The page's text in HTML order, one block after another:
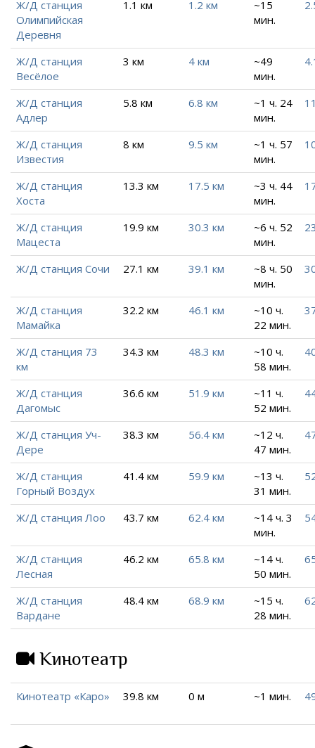
Ж/Д станция
Олимпийская
Деревня
1.1 км 1.2 км
~15
мин.
Ж/Д станция
Весёлое
3 км 4 км
~49
мин.
Ж/Д станция
Адлер
5.8 км 6.8 км
~1 ч. 24
мин.
Ж/Д станция
Известия
8 км 9.5 км
~1 ч. 57
мин.
Ж/Д станция
Хоста
13.3 км 17.5 км
~3 ч. 44
мин.
Ж/Д станция
Мацеста
19.9 км 30.3 км
~6 ч. 52
мин.
Ж/Д станция Сочи 27.1 км 39.1 км
~8 ч. 50
мин.
Ж/Д станция
Мамайка
32.2 км 46.1 км
~10 ч.
22 мин.
Ж/Д станция 73
км
34.3 км 48.3 км
~10 ч.
58 мин.
Ж/Д станция
Дагомыс
36.6 км 51.9 км
~11 ч.
52 мин.
Ж/Д станция Уч-
Дере
38.3 км 56.4 км
~12 ч.
47 мин.
Ж/Д станция
Горный Воздух
41.4 км 59.9 км
~13 ч.
31 мин.
Ж/Д станция Лоо 43.7 км 62.4 км
~14 ч. 3
мин.
Ж/Д станция
Лесная
46.2 км 65.8 км
~14 ч.
50 мин.
Ж/Д станция
Вардане
48.4 км 68.9 км
~15 ч.
28 мин.
Кинотеатр
Кинотеатр «Каро» 39.8 км 0 м ~1 мин.